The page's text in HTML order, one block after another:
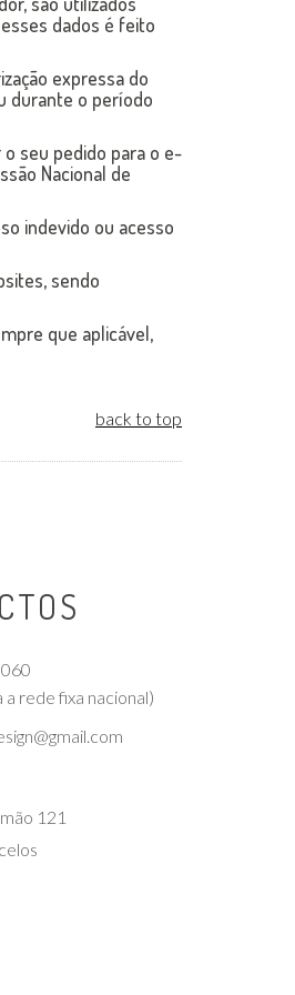
dados é feito
expressa do
durante o período
seu pedido para o e-
Nacional de
indevido ou acesso
sendo
que aplicável,
back to top
a rede fixa nacional)
121